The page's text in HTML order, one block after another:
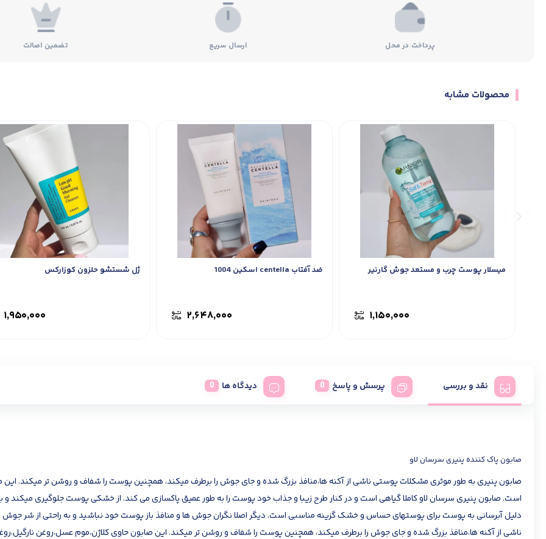
پرداخت در محل ارسال سریع تضمین اصالت
محصولات مشابه
میسلار پوست چرب و مستعد جوش گارنیر
۱,۱۵۰,۰۰۰
ضد آفتاب centella اسکین 1004
۲,۶۴۸,۰۰۰
ژل شستشو حلزون کوزارکس
۱,۹۵۰,۰۰۰
نقد و بررسی پرسش و پاسخ دیدگاه ها
صابون پاک کننده پنیری سرسان لاو
صابون پنیری به طور موثری مشکلات پوستی ناشی از آکنه ها،منافذ بزرگ شده و جای جوش را برطرف میکند، همچنین پوست را شفاف و روشن تر میکند. این
است. صابون پنیری سرسان لاو کاملا گیاهی است و در کنار طرح زیبا و جذاب خود پوست را به طور عمیق پاکسازی می کند. از خشکی پوست جلوگیری
دلیل آبرسانی به پوست برای پوستهای حساس و خشک گزینه مناسبی است. دیگر اصلا نگران جوش ها و منافذ باز پوست خود نباشید و به راحتی از شر
ناشی از آکنه ها،منافذ بزرگ شده و جای جوش را برطرف میکند، همچنین پوست را شفاف و روشن تر میکند. این صابون حاوی کلاژن،موم عسل،روغن